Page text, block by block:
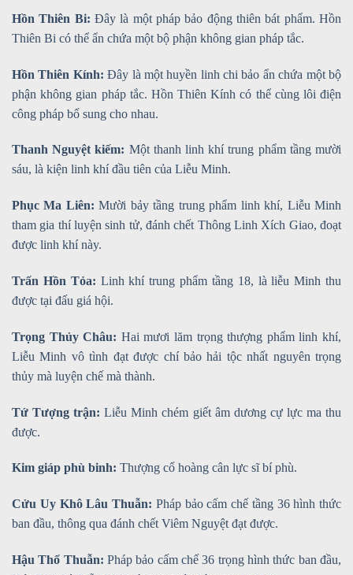
Hồn Thiên Bi: Đây là một pháp bảo động thiên bát phẩm. Hồn
Thiên Bi có thể ẩn chứa một bộ phận không gian pháp tắc.
Hồn Thiên Kính: Đây là một huyền linh chi bảo ẩn chứa một bộ
phận không gian pháp tắc. Hồn Thiên Kính có thể cùng lôi điện
công pháp bổ sung cho nhau.
Thanh Nguyệt kiếm: Một thanh linh khí trung phẩm tầng mười
sáu, là kiện linh khí đầu tiên của Liễu Minh.
Phục Ma Liên: Mười bảy tầng trung phẩm linh khí, Liễu Minh
tham gia thí luyện sinh tử, đánh chết Thông Linh Xích Giao, đoạt
được linh khí này.
Trấn Hồn Tỏa: Linh khí trung phẩm tầng 18, là liễu Minh thu
được tại đấu giá hội.
Trọng Thủy Châu: Hai mươi lăm trọng thượng phẩm linh khí,
Liễu Minh vô tình đạt được chí bảo hải tộc nhất nguyên trọng
thủy mà luyện chế mà thành.
Tứ Tượng trận: Liễu Minh chém giết âm dương cự lực ma thu
được.
Kim giáp phù binh: Thượng cổ hoàng cân lực sĩ bí phù.
Cửu Uy Khô Lâu Thuẫn: Pháp bảo cấm chế tầng 36 hình thức
ban đầu, thông qua đánh chết Viêm Nguyệt đạt được.
Hậu Thổ Thuẫn: Pháp bảo cấm chế 36 trọng hình thức ban đầu,